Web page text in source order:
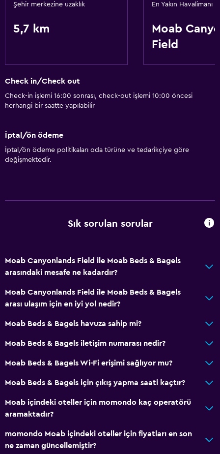
Şehir merkezine uzaklık
5,7 km
En Yakın Havalimanı
Moab
Field
Check in/Check out
Check-in işlemi 16:00 sonrası, check-out işlemi 10:00 öncesi
herhangi bir saatte yapılabilir
İptal/ön ödeme
İptal/ön ödeme politikaları oda türüne ve tedarikçiye göre
değişmektedir.
Sık sorulan sorular
Moab Canyonlands Field ile Moab Beds & Bagels
arasındaki mesafe ne kadardır?
Moab Canyonlands Field ile Moab Beds & Bagels
arası ulaşım için en iyi yol nedir?
Moab Beds & Bagels havuza sahip mi?
Moab Beds & Bagels iletişim numarası nedir?
Moab Beds & Bagels Wi-Fi erişimi sağlıyor mu?
Moab Beds & Bagels için çıkış yapma saati kaçtır?
Moab içindeki oteller için momondo kaç operatörü
aramaktadır?
momondo Moab içindeki oteller için fiyatları en son
ne zaman güncellemiştir?